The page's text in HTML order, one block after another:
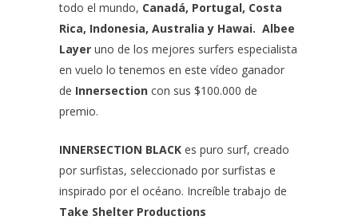
todo el mundo, Canadá, Portugal, Costa
Rica, Indonesia, Australia y Hawai. Albee
Layer uno de los mejores surfers especialista
en vuelo lo tenemos en este vídeo ganador
de Innersection con sus $100.000 de
premio.
INNERSECTION BLACK es puro surf, creado
por surfistas, seleccionado por surfistas e
inspirado por el océano. Increíble trabajo de
Take Shelter Productions